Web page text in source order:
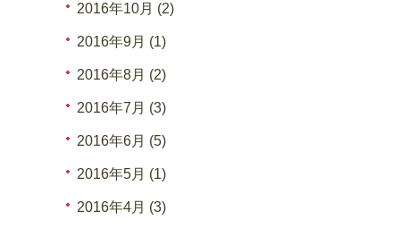
2016年10月 (2)
2016年9月 (1)
2016年8月 (2)
2016年7月 (3)
2016年6月 (5)
2016年5月 (1)
2016年4月 (3)